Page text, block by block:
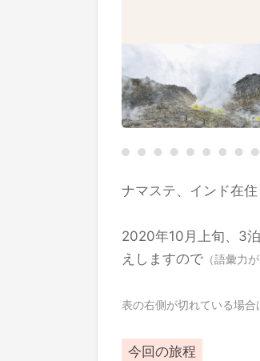
ナマステ、インド在
2020年10月上旬、3
えしますので （語彙力
表の右側が切れている場
今回の旅程